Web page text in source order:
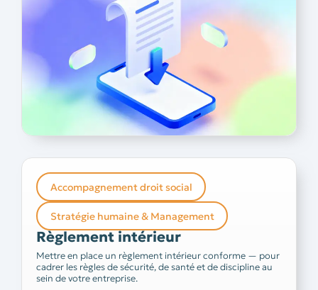
Accompagnement droit social
Stratégie humaine & Management
Règlement intérieur
Mettre en place un règlement intérieur conforme — pour
cadrer les règles de sécurité, de santé et de discipline au
sein de votre entreprise.
Règlement intérieur
Un règlement intérieur construit et communiqué à
l’ensemble du personnel assure le bon fonctionnement
de votre structure.
Saviez-vous que ce document est
obligatoire dès 50 salariés — et fortement
recommandé dès les premières embauches ?
Nos
conseillères en droit social le rédigent avec vous, dans le